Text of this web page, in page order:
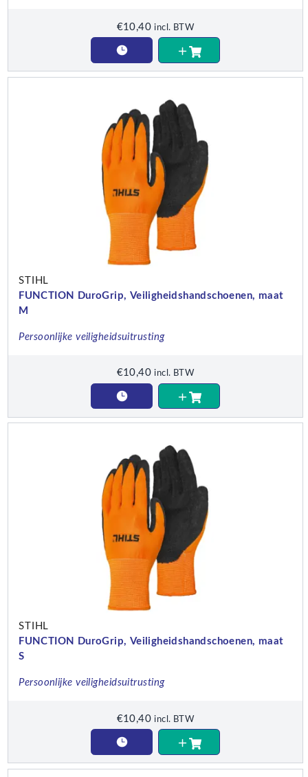
€10,40 incl. BTW
STIHL
FUNCTION DuroGrip, Veiligheidshandschoenen, maat
M
Persoonlijke veiligheidsuitrusting
€10,40 incl. BTW
STIHL
FUNCTION DuroGrip, Veiligheidshandschoenen, maat
S
Persoonlijke veiligheidsuitrusting
€10,40 incl. BTW